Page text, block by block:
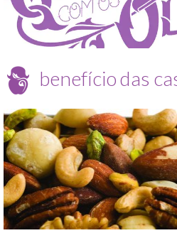
benefício das